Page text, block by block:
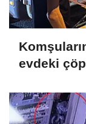
evdeki çöp